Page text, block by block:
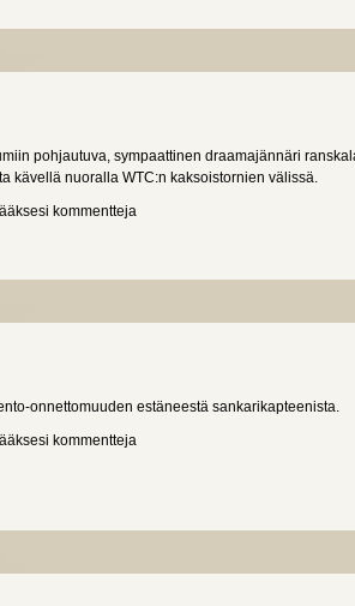
pohjautuva, sympaattinen draamajännäri
kävellä nuoralla WTC:n kaksoistornien välissä.
kommentteja
onnettomuuden estäneestä sankarikapteenista.
kommentteja